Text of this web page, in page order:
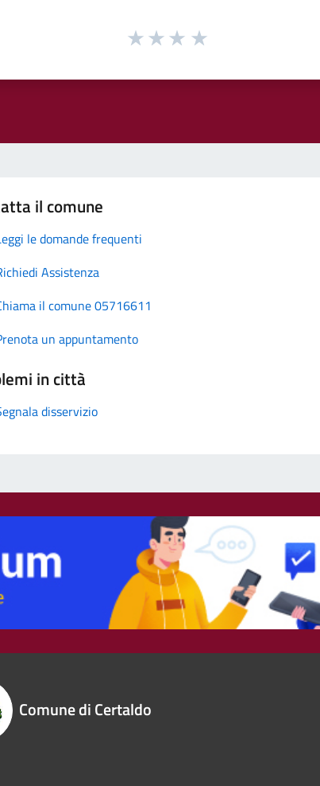
il comune
le domande frequenti
Assistenza
il comune 05716611
un appuntamento
in città
disservizio
Comune di Certaldo